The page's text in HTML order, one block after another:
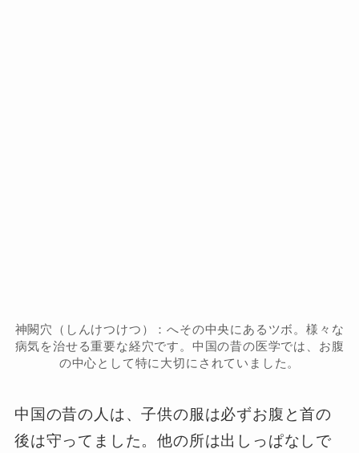
神闕穴（しんけつけつ）：へその中央にあるツボ。様々な
病気を治せる重要な経穴です。中国の昔の医学では、お腹
の中心として特に大切にされていました。
中国の昔の人は、子供の服は必ずお腹と首の
後は守ってました。他の所は出しっぱなしで